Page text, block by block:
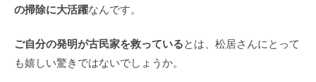
の掃除に大活躍なんです。
ご自分の発明が古民家を救っているとは、松居さんにとって
も嬉しい驚きではないでしょうか。